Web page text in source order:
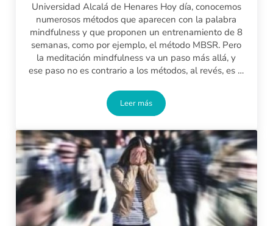
Universidad Alcalá de Henares Hoy día, conocemos
numerosos métodos que aparecen con la palabra
mindfulness y que proponen un entrenamiento de 8
semanas, como por ejemplo, el método MBSR. Pero
la meditación mindfulness va un paso más allá, y
ese paso no es contrario a los métodos, al revés, es …
Leer másConferencia Mindfulness, sabiduría y